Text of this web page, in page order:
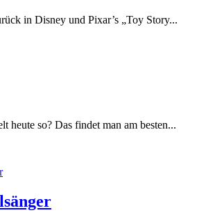
in Disney und Pixar’s „Toy Story...
heute so? Das findet man am besten...